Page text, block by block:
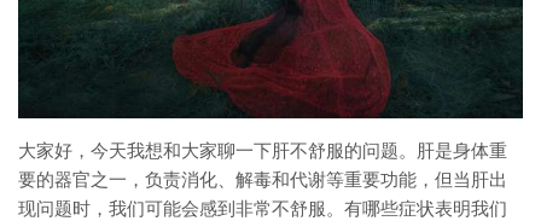
大家好，今天我想和大家聊一下肝不舒服的问题。肝是身体重
要的器官之一，负责消化、解毒和代谢等重要功能，但当肝出
现问题时，我们可能会感到非常不舒服。有哪些症状表明我们